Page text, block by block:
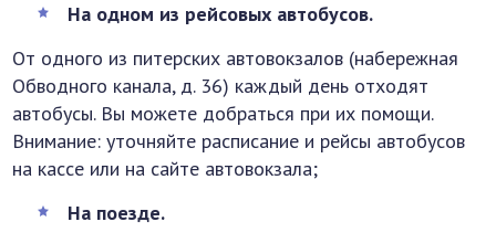
На одном из рейсовых автобусов.
От одного из питерских автовокзалов (набережная
Обводного канала, д. 36) каждый день отходят
автобусы. Вы можете добраться при их помощи.
Внимание: уточняйте расписание и рейсы автобусов
на кассе или на сайте автовокзала;
На поезде.